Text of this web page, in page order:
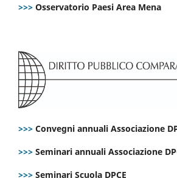
>>> Osservatorio Paesi Area Mena
>>> Convegni annuali Associazione
>>> Seminari annuali Associazione
>>> Seminari Scuola DPCE